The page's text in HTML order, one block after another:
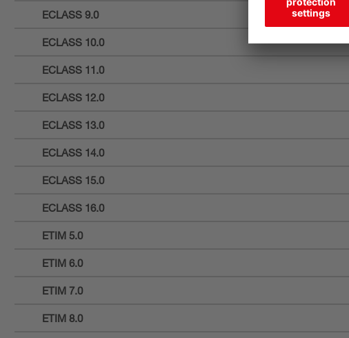
ECLASS 9.0
ECLASS 10.0
ECLASS 11.0
ECLASS 12.0
ECLASS 13.0
ECLASS 14.0
ECLASS 15.0
ECLASS 16.0
ETIM 5.0
ETIM 6.0
ETIM 7.0
ETIM 8.0